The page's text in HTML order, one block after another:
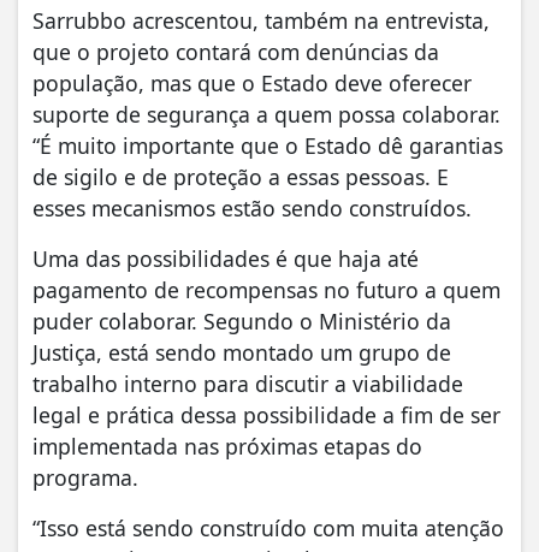
Sarrubbo acrescentou, também na entrevista,
que o projeto contará com denúncias da
população, mas que o Estado deve oferecer
suporte de segurança a quem possa colaborar.
“É muito importante que o Estado dê garantias
de sigilo e de proteção a essas pessoas. E
esses mecanismos estão sendo construídos.
Uma das possibilidades é que haja até
pagamento de recompensas no futuro a quem
puder colaborar. Segundo o Ministério da
Justiça, está sendo montado um grupo de
trabalho interno para discutir a viabilidade
legal e prática dessa possibilidade a fim de ser
implementada nas próximas etapas do
programa.
“Isso está sendo construído com muita atenção